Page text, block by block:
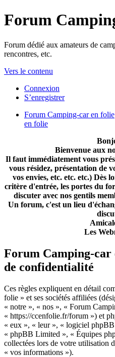
Forum
Forum dédié aux amateurs de
rencontres, etc.
Vers le contenu
Connexion
S’enregistrer
Forum Camping-car en folie
en folie
Bienvenue aux
Il faut immédiatement vous
vous résidez, présentation de
vos envies, etc. etc. etc.) Dès
critère d'entrée, les portes du
discuter avec nos gentils
Un forum, c'est un lieu
Les
Forum Camping-car
de confidentialité
Ces règles expliquent en détail
folie » et ses sociétés affiliées
« notre », « nos », « Forum
« https://ccenfolie.fr/forum ») et
« eux », « leur », « logiciel
« phpBB Limited », « Équipes
collectées lors de votre utilisation
« vos informations »).